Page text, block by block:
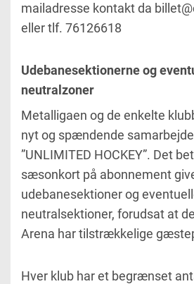
mailadresse kontakt da
eller tlf. 76126618
Udebanesektionerne og
neutralzoner
Metalligaen og de enkelte
nyt og spændende
”UNLIMITED HOCKEY”. Det
sæsonkort på abonnement
udebanesektioner og
neutralsektioner, forudsat at
Arena har tilstrækkelige
Hver klub har et begrænset